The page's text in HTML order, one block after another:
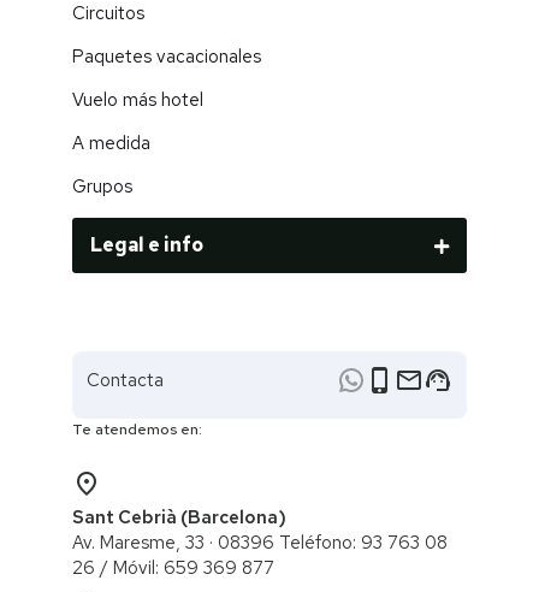
Circuitos
Paquetes vacacionales
Vuelo más hotel
A medida
Grupos
Legal e info
Contacta phone_iphone emailsupport_agent
Te atendemos en:
place
Sant Cebrià (Barcelona)
Av. Maresme, 33 · 08396 Teléfono: 93 763 08
26 / ​Móvil: 659 369 877